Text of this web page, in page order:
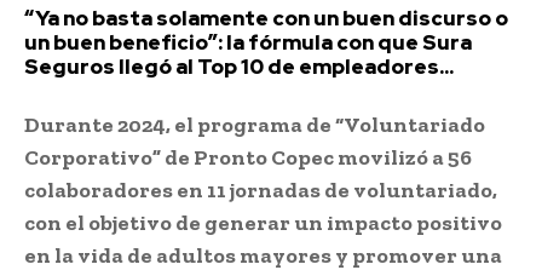
“Ya no basta solamente con un buen discurso o
un buen beneficio”: la fórmula con que Sura
Seguros llegó al Top 10 de empleadores...
Durante 2024, el programa de “Voluntariado
Corporativo” de Pronto Copec movilizó a 56
colaboradores en 11 jornadas de voluntariado,
con el objetivo de generar un impacto positivo
en la vida de adultos mayores y promover una